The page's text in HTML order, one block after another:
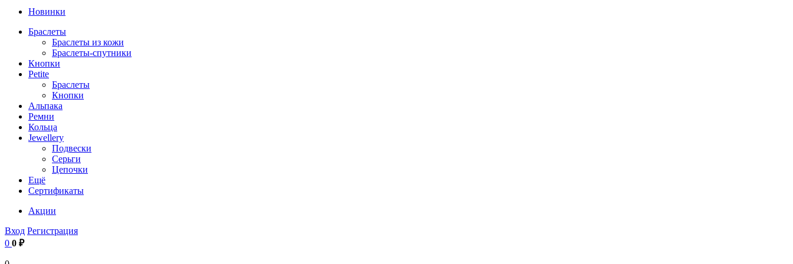
Новинки
Браслеты
Браслеты из кожи
Браслеты-спутники
Кнопки
Petite
Браслеты
Кнопки
Альпака
Ремни
Кольца
Jewellery
Подвески
Серьги
Цепочки
Ещё
Сертификаты
Акции
Вход Регистрация
0 0 ₽